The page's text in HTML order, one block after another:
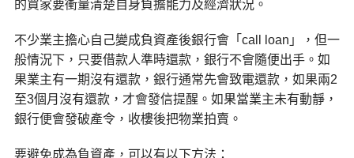
的買家要衝量清楚自身負擔能力及經濟狀況。
不少業主擔心自己變成負資產後銀行會「 call loan 」，但一
般情況下，只要借款人準時還款，銀行不會隨便出手。如
果業主有一期沒有還款，銀行通常先會致電還款，如果兩2
至3個月沒有還款，才會發信提醒。如果當業主未有動靜，
銀行便會發破產令，收樓後把物業拍賣。
要避免成為負資產，可以有以下方法：